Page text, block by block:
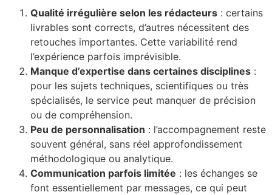
Qualité irrégulière selon les rédacteurs : certains
livrables sont corrects, d’autres nécessitent des
retouches importantes. Cette variabilité rend
l’expérience parfois imprévisible.
Manque d’expertise dans certaines disciplines :
pour les sujets techniques, scientifiques ou très
spécialisés, le service peut manquer de précision
ou de compréhension.
Peu de personnalisation : l’accompagnement reste
souvent général, sans réel approfondissement
méthodologique ou analytique.
Communication parfois limitée : les échanges se
font essentiellement par messages, ce qui peut